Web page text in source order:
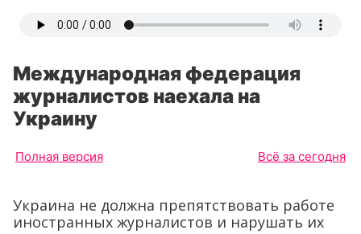
Международная федерация
журналистов наехала на
Украину
Полная версия Всё за сегодня
Украина не должна препятствовать работе
иностранных журналистов и нарушать их